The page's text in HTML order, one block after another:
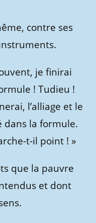
contre ses
je finirai
! Tudieu !
l’alliage et le
la formule.
t-il point ! »
que la pauvre
et dont